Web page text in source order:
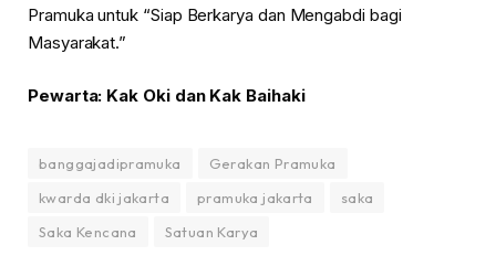
Pramuka untuk “Siap Berkarya dan Mengabdi bagi
Masyarakat.”
Pewarta: Kak Oki dan Kak Baihaki
banggajadipramuka
Gerakan Pramuka
kwarda dki jakarta
pramuka jakarta
saka
Saka Kencana
Satuan Karya